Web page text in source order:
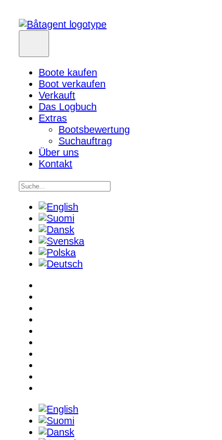
Boote kaufen
Boot verkaufen
Verkauft
Das Logbuch
Extras
Bootsbewertung
Suchauftrag
Über uns
Kontakt